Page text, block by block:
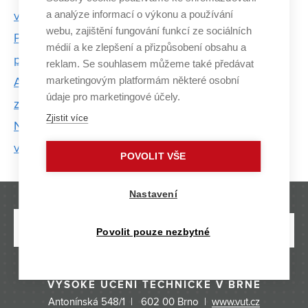
větší bezpečnost
Parkinsonovu nemoc pomůže odhalit i řeč nebo
písmo
Antibiotické rezistence v drůbežím mikrobiomu
zkoumají na FEKT VUT
Na elektrofakultě pracují na metodě, která odhalí
vady solárních panelů
VYSOKÉ UČENÍ TECHNICKÉ V BRNĚ
Antonínská 548/1 | 602 00 Brno | www.vut.cz
a analýze informací o výkonu a používání
webu, zajištění fungování funkcí ze sociálních
médií a ke zlepšení a přizpůsobení obsahu a
reklam. Se souhlasem můžeme také předávat
marketingovým platformám některé osobní
údaje pro marketingové účely.
Zjistit více
POVOLIT VŠE
Nastavení
Povolit pouze nezbytné